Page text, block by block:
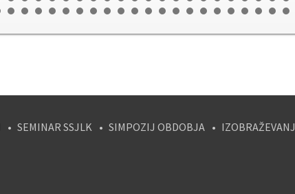
SEMINAR SSJLK SIMPOZIJ OBDOBJA